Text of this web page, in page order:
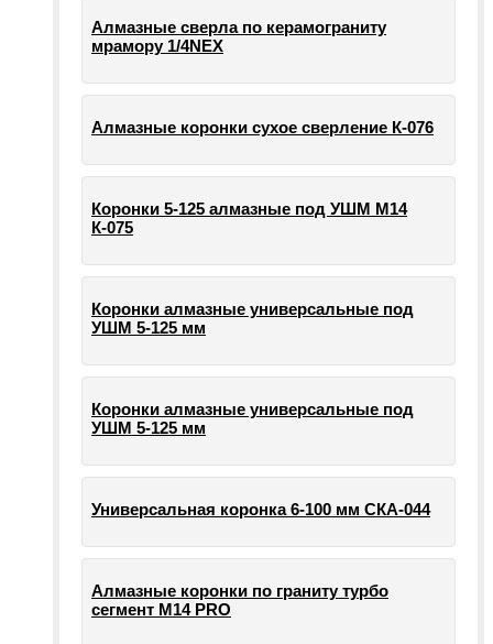
Алмазные сверла по керамограниту
мрамору 1/4NEX
Алмазные коронки сухое сверление К-076
Коронки 5-125 алмазные под УШМ М14
К-075
Коронки алмазные универсальные под
УШМ 5-125 мм
Коронки алмазные универсальные под
УШМ 5-125 мм
Универсальная коронка 6-100 мм СКА-044
Алмазные коронки по граниту турбо
сегмент М14 PRO